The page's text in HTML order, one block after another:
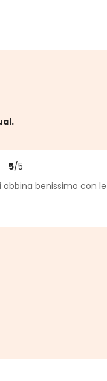
de 5 de 5
5/5
abbina benissimo con